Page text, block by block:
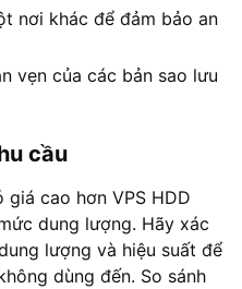
nơi khác để đảm bảo an
vẹn của các bản sao lưu
cầu
cao hơn VPS HDD
dung lượng. Hãy xác
lượng và hiệu suất để
dùng đến. So sánh